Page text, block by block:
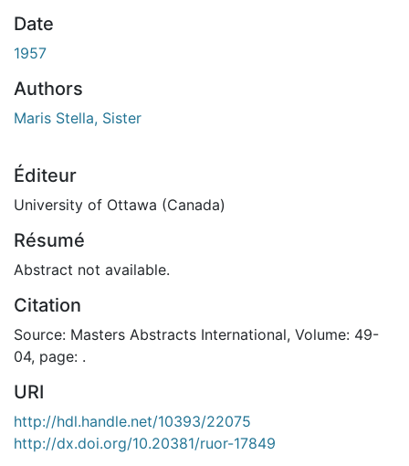
Date
1957
Authors
Maris Stella, Sister
Éditeur
University of Ottawa (Canada)
Résumé
Abstract not available.
Citation
Source: Masters Abstracts International, Volume: 49-
04, page: .
URI
http://hdl.handle.net/10393/22075
http://dx.doi.org/10.20381/ruor-17849